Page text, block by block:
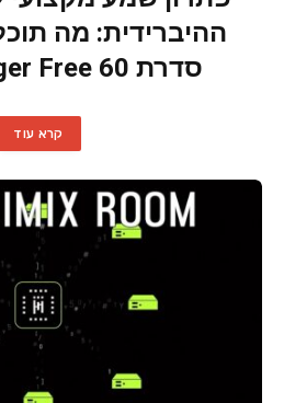
ההיברידית: מה
סדרת Poly Voyager Free 60
קרא עוד